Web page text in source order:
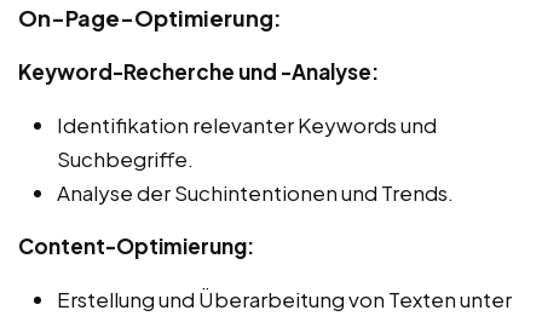
On-Page-Optimierung:
Keyword-Recherche und -Analyse:
Identifikation relevanter Keywords und
Suchbegriffe.
Analyse der Suchintentionen und Trends.
Content-Optimierung:
Erstellung und Überarbeitung von Texten unter